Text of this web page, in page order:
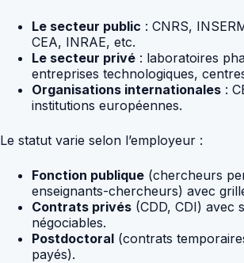
Le secteur public : CNRS,
CEA, INRAE, etc.
Le secteur privé : laboratoires
entreprises technologiques,
Organisations internationales :
institutions européennes.
Le statut varie selon l’employeur :
Fonction publique (chercheurs
enseignants-chercheurs) avec
Contrats privés (CDD, CDI) avec
négociables.
Postdoctoral (contrats
payés).